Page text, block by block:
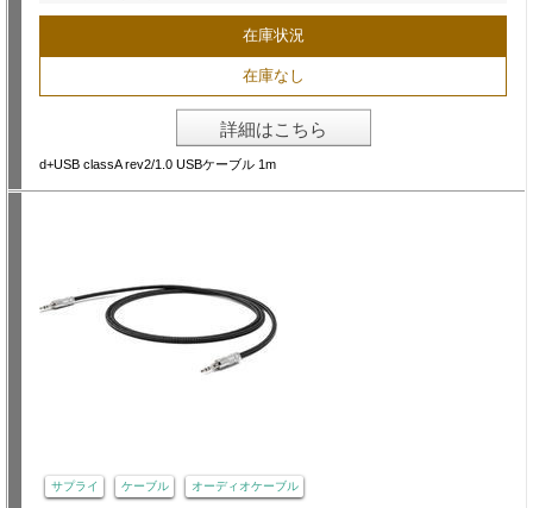
在庫状況
在庫なし
詳細はこちら
d+USB classA rev2/1.0 USBケーブル 1m
サプライ ケーブル オーディオケーブル